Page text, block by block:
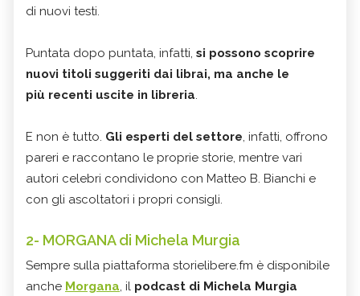
di nuovi testi.
Puntata dopo puntata, infatti, si possono scoprire
nuovi titoli suggeriti dai librai, ma anche le
più recenti uscite in libreria.
E non è tutto. Gli esperti del settore, infatti, offrono
pareri e raccontano le proprie storie, mentre vari
autori celebri condividono con Matteo B. Bianchi e
con gli ascoltatori i propri consigli.
2- MORGANA di Michela Murgia
Sempre sulla piattaforma storielibere.fm è disponibile
anche Morgana, il podcast di Michela Murgia